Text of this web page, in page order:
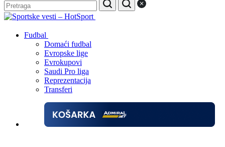
Fudbal
Domaći fudbal
Evropske lige
Evrokupovi
Saudi Pro liga
Reprezentacija
Transferi